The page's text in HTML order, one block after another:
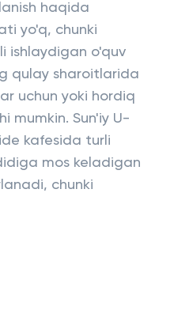
haqida
yo'q, chunki
ishlaydigan o'quv
qulay sharoitlarida
uchun yoki hordiq
mumkin. Sun'iy U-
kafesida turli
mos keladigan
chunki